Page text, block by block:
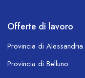
Offerte di lavoro
Provincia di Alessandria
Provincia di Belluno